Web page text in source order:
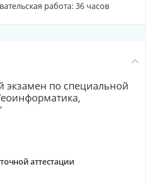
работа: 36 часов
экзамен по специальной
аттестации